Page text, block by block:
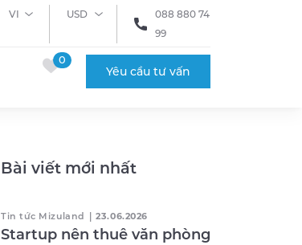
VI USD
088 880 74
99
0
Yêu cầu tư vấn
Bài viết mới nhất
Tin tức Mizuland 23.06.2026
Startup nên thuê văn phòng